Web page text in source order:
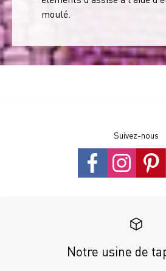
moulé.
Suivez-nous
Notre usine de